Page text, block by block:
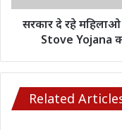
उठाये
Free
भरपूर
लाभ
सरकार दे रहे
Stove Yojana
Related